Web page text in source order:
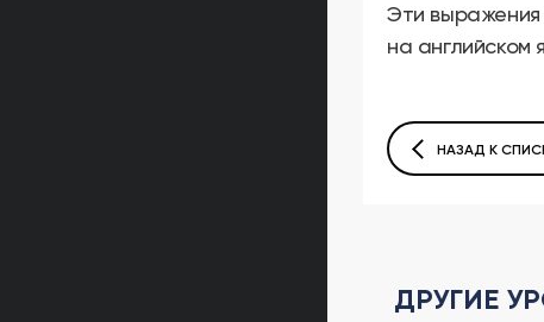
Эти выражения
на английском
НАЗАД К
ДРУГИЕ